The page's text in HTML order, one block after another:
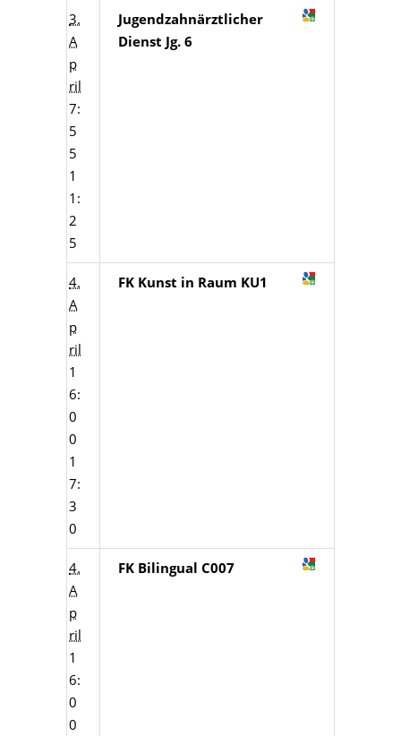
3.
A
p
ril
7:
5
5
1
1:
2
5
Jugendzahnärztlicher
Dienst Jg. 6
4.
A
p
ril
1
6:
0
0
1
7:
3
0
FK Kunst in Raum KU1
4.
A
p
ril
1
6:
0
0
FK Bilingual C007